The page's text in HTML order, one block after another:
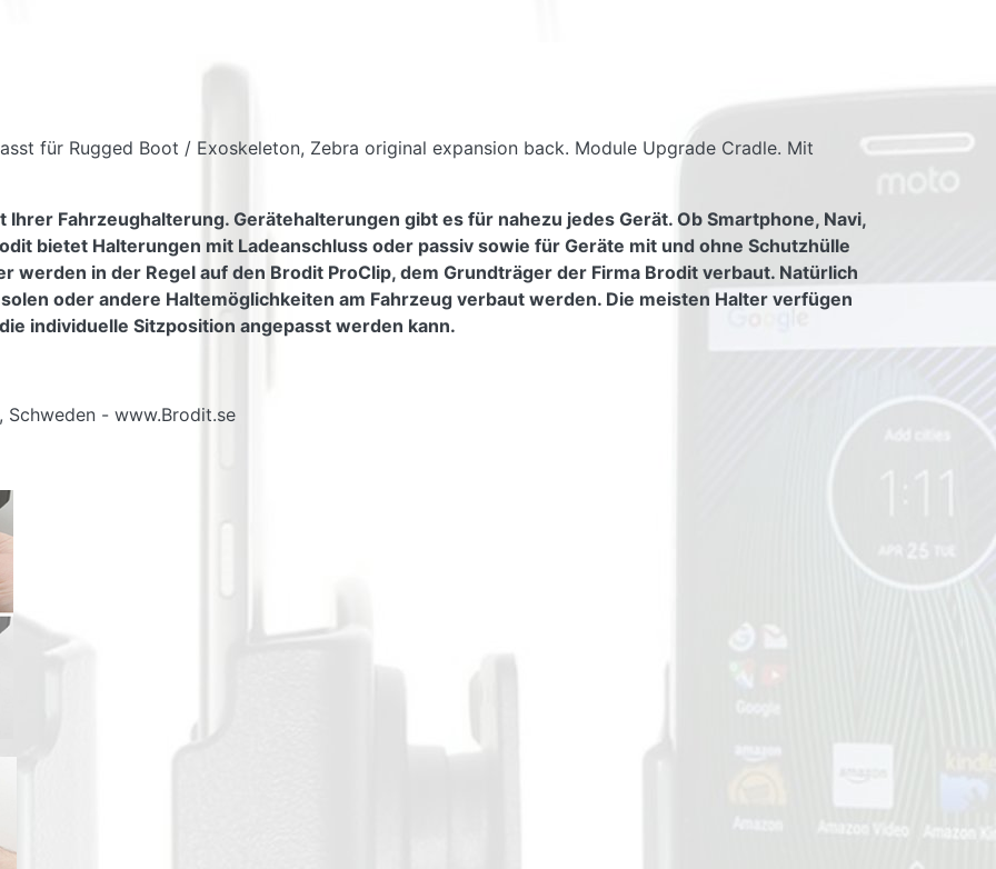
für Rugged Boot / Exoskeleton, Zebra original expansion back. Module Upgrade Cradle. Mit
Fahrzeughalterung. Gerätehalterungen gibt es für nahezu jedes Gerät. Ob Smartphone, Navi,
bietet Halterungen mit Ladeanschluss oder passiv sowie für Geräte mit und ohne Schutzhülle
werden in der Regel auf den Brodit ProClip, dem Grundträger der Firma Brodit verbaut. Natürlich
oder andere Haltemöglichkeiten am Fahrzeug verbaut werden. Die meisten Halter verfügen
individuelle Sitzposition angepasst werden kann.
Schweden - www.Brodit.se